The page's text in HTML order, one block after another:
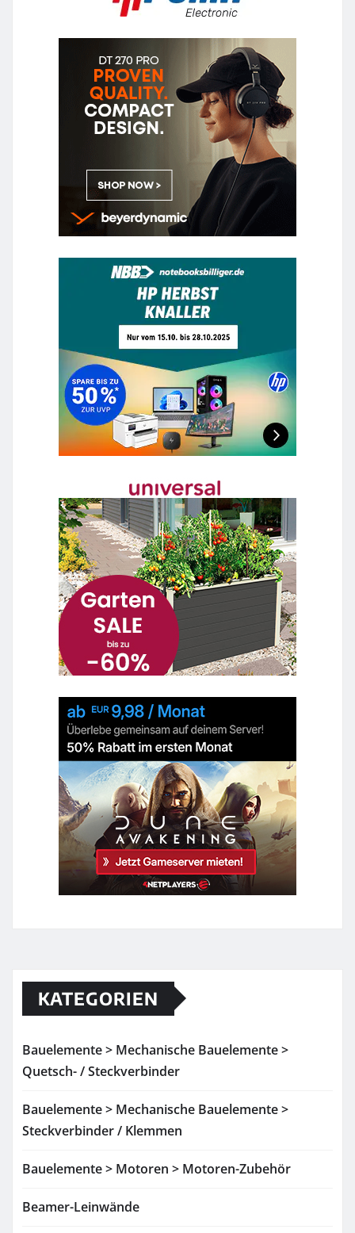
KATEGORIEN
Bauelemente > Mechanische Bauelemente >
Quetsch- / Steckverbinder
Bauelemente > Mechanische Bauelemente >
Steckverbinder / Klemmen
Bauelemente > Motoren > Motoren-Zubehör
Beamer-Leinwände